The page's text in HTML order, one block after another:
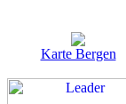
Karte Bergen